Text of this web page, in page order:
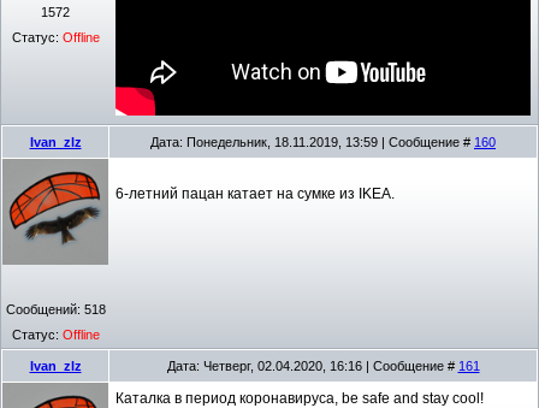
1572
Статус: Offline
Ivan_zlz Дата: Понедельник, 18.11.2019, 13:59 | Сообщение # 160
Сообщений: 518
Статус: Offline
6-летний пацан катает на сумке из IKEA.
Ivan_zlz Дата: Четверг, 02.04.2020, 16:16 | Сообщение # 161
Каталка в период коронавируса, be safe and stay cool!